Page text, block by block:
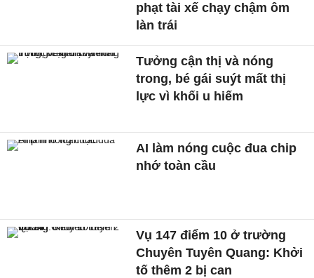
phạt tài xế chạy chậm ôm
làn trái
Tưởng cận thị và nóng
trong, bé gái suýt mất thị
lực vì khối u hiếm
AI làm nóng cuộc đua chip
nhớ toàn cầu
Vụ 147 điểm 10 ở trường
Chuyên Tuyên Quang: Khởi
tố thêm 2 bị can